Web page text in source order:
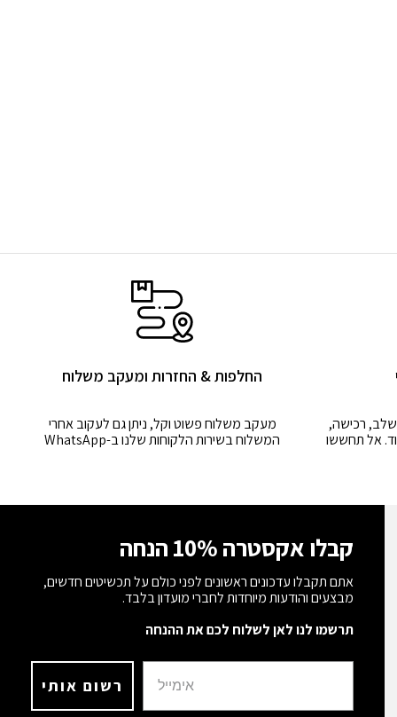
שלב, רכישה,
אל תחששו
החלפות & החזרות ומעקב משלוח
מעקב משלוח פשוט וקל, ניתן גם לעקוב אחרי
המשלוח בשירות הלקוחות שלנו ב-WhatsApp
קבלו אקסטרה 10% הנחה
אתם תקבלו עדכונים ראשונים לפני כולם על תכשיטים חדשים,
מבצעים והודעות מיוחדות לחברי מועדון בלבד.
תרשמו לנו לאן לשלוח לכם את ההנחה
רשום אותי